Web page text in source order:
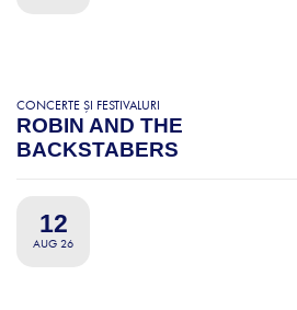
CONCERTE ȘI FESTIVALURI
ROBIN AND THE
BACKSTABERS
12
AUG 26